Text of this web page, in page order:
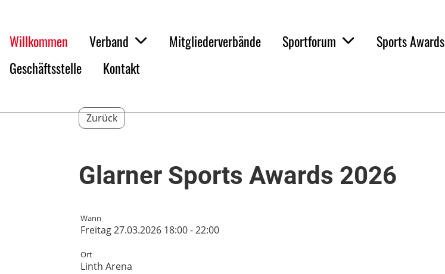
Willkommen Verband Mitgliederverbände Sportforum
Sports Awards
Geschäftsstelle
Kontakt
Zurück
Glarner Sports Awards 2026
Wann
Freitag 27.03.2026 18:00 - 22:00
Ort
Linth Arena